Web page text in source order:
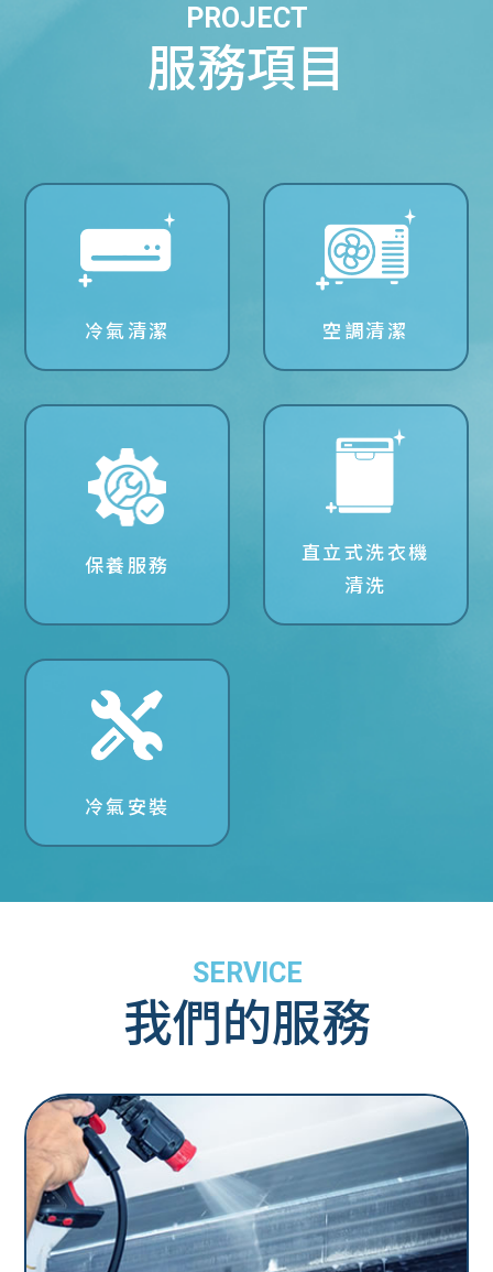
PROJECT
服務項目
冷氣清潔 空調清潔
保養服務
直立式洗衣機
清洗
冷氣安裝
SERVICE
我們的服務